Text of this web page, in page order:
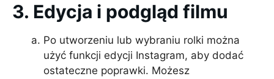
3. Edycja i podgląd filmu
Po utworzeniu lub wybraniu rolki można
użyć funkcji edycji Instagram, aby dodać
ostateczne poprawki. Możesz